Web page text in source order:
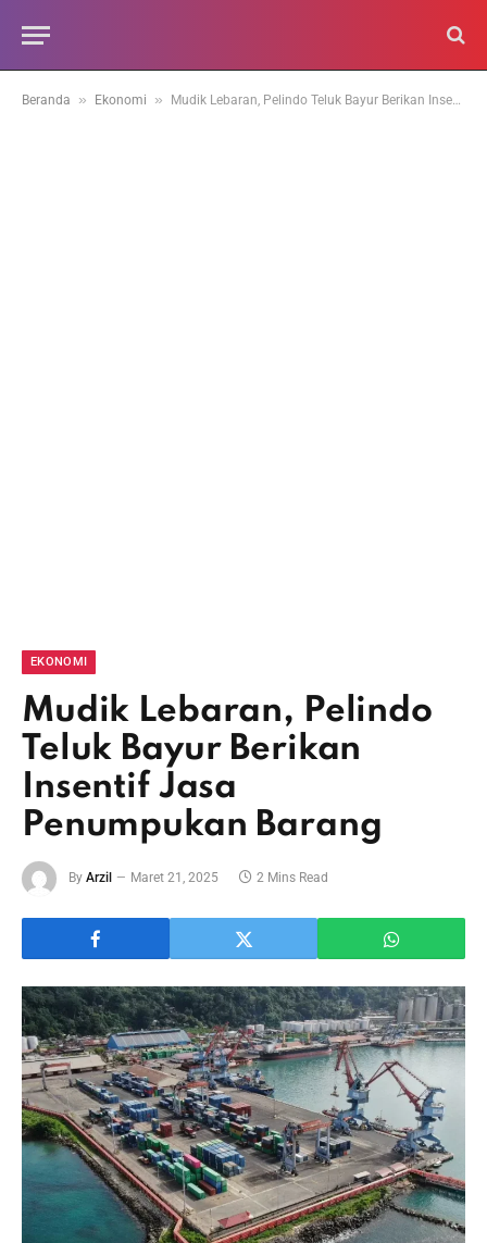
Beranda » Ekonomi » Mudik Lebaran, Pelindo Teluk Bayur Berikan Insentif Jasa Penumpukan Barang
EKONOMI
Mudik Lebaran, Pelindo
Teluk Bayur Berikan
Insentif Jasa
Penumpukan Barang
By Arzil Maret 21, 2025 2 Mins Read